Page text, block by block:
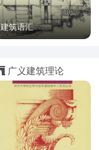
建筑语汇
广义建筑理论